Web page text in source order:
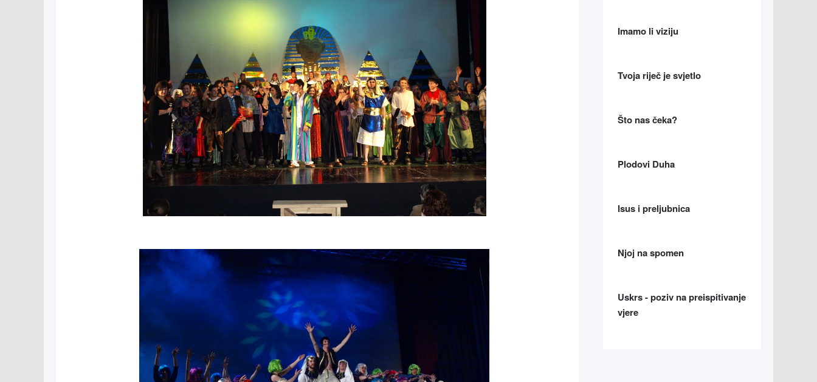
Imamo li viziju
Tvoja riječ je svjetlo
Što nas čeka?
Plodovi Duha
Isus i preljubnica
Njoj na spomen
Uskrs - poziv na preispitivanje
vjere